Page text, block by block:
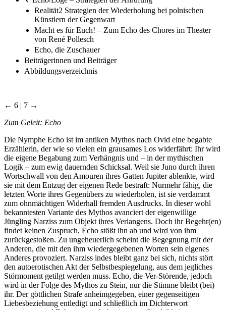
Realität2 Strategien der Wiederholung bei polnischen
Künstlern der Gegenwart
Macht es für Euch! – Zum Echo des Chores im Theater
von René Pollesch
Echo, die Zuschauer
Beiträgerinnen und Beiträger
Abbildungsverzeichnis
← 6 | 7 →
Zum Geleit: Echo
Die Nymphe Echo ist im antiken Mythos nach Ovid eine begabte
Erzählerin, der wie so vielen ein grausames Los widerfährt: Ihr wird
die eigene Begabung zum Verhängnis und – in der mythischen
Logik – zum ewig dauernden Schicksal. Weil sie Juno durch ihren
Wortschwall von den Amouren ihres Gatten Jupiter ablenkte, wird
sie mit dem Entzug der eigenen Rede bestraft: Nurmehr fähig, die
letzten Worte ihres Gegenübers zu wiederholen, ist sie verdammt
zum ohnmächtigen Widerhall fremden Ausdrucks. In dieser wohl
bekanntesten Variante des Mythos avanciert der eigenwillige
Jüngling Narziss zum Objekt ihres Verlangens. Doch ihr Begehr(en)
findet keinen Zuspruch, Echo stößt ihn ab und wird von ihm
zurückgestoßen. Zu ungeheuerlich scheint die Begegnung mit der
Anderen, die mit den ihm wiedergegebenen Worten sein eigenes
Anderes provoziert. Narziss indes bleibt ganz bei sich, nichts stört
den autoerotischen Akt der Selbstbespiegelung, aus dem jegliches
Störmoment getilgt werden muss. Echo, die Ver-Störende, jedoch
wird in der Folge des Mythos zu Stein, nur die Stimme bleibt (bei)
ihr. Der göttlichen Strafe anheimgegeben, einer gegenseitigen
Liebesbeziehung entledigt und schließlich im Dichterwort